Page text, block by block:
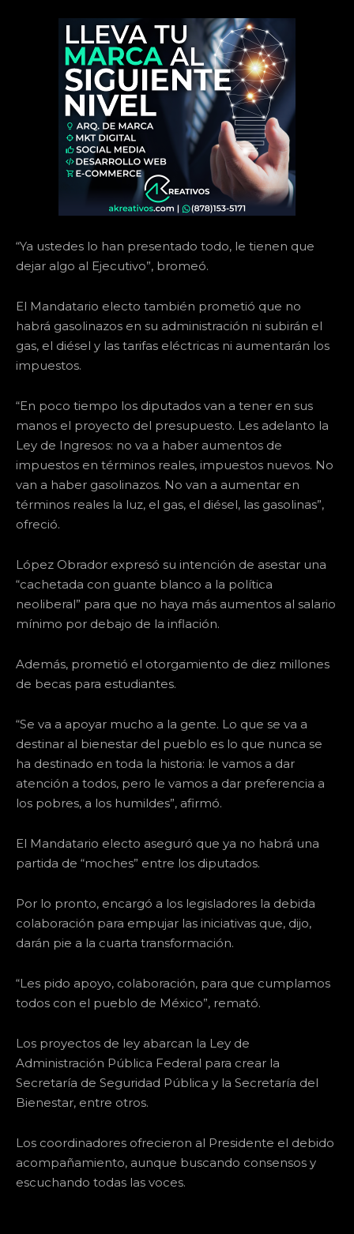
“Ya ustedes lo han presentado todo, le tienen que
dejar algo al Ejecutivo”, bromeó.
El Mandatario electo también prometió que no
habrá gasolinazos en su administración ni subirán el
gas, el diésel y las tarifas eléctricas ni aumentarán los
impuestos.
“En poco tiempo los diputados van a tener en sus
manos el proyecto del presupuesto. Les adelanto la
Ley de Ingresos: no va a haber aumentos de
impuestos en términos reales, impuestos nuevos. No
van a haber gasolinazos. No van a aumentar en
términos reales la luz, el gas, el diésel, las gasolinas”,
ofreció.
López Obrador expresó su intención de asestar una
“cachetada con guante blanco a la política
neoliberal” para que no haya más aumentos al salario
mínimo por debajo de la inflación.
Además, prometió el otorgamiento de diez millones
de becas para estudiantes.
“Se va a apoyar mucho a la gente. Lo que se va a
destinar al bienestar del pueblo es lo que nunca se
ha destinado en toda la historia: le vamos a dar
atención a todos, pero le vamos a dar preferencia a
los pobres, a los humildes”, afirmó.
El Mandatario electo aseguró que ya no habrá una
partida de “moches” entre los diputados.
Por lo pronto, encargó a los legisladores la debida
colaboración para empujar las iniciativas que, dijo,
darán pie a la cuarta transformación.
“Les pido apoyo, colaboración, para que cumplamos
todos con el pueblo de México”, remató.
Los proyectos de ley abarcan la Ley de
Administración Pública Federal para crear la
Secretaría de Seguridad Pública y la Secretaría del
Bienestar, entre otros.
Los coordinadores ofrecieron al Presidente el debido
acompañamiento, aunque buscando consensos y
escuchando todas las voces.